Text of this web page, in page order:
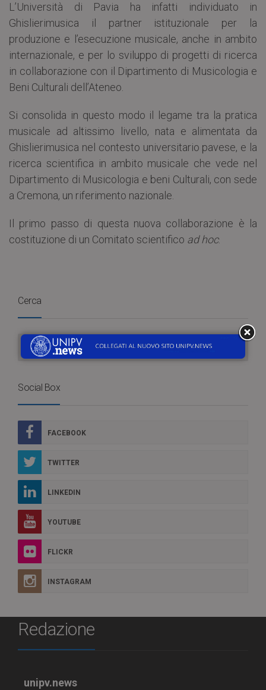
L’Università di Pavia ha infatti individuato in
Ghislierimusica il partner istituzionale per la
produzione e l’esecuzione musicale, anche in ambito
internazionale, e per lo sviluppo di progetti di ricerca
in collaborazione con il Dipartimento di Musicologia e
Beni Culturali dell’Ateneo.
Si consolida in questo modo il legame tra la pratica
musicale ad altissimo livello, nata e alimentata da
Ghislierimusica nel contesto universitario pavese, e la
ricerca scientifica in ambito musicale che vede nel
Dipartimento di Musicologia e beni Culturali, con sede
a Cremona, un riferimento nazionale.
Il primo passo di questa nuova collaborazione è la
costituzione di un Comitato scientifico ad hoc.
Cerca
Social Box
FACEBOOK
TWITTER
LINKEDIN
YOUTUBE
FLICKR
INSTAGRAM
Redazione
unipv.news